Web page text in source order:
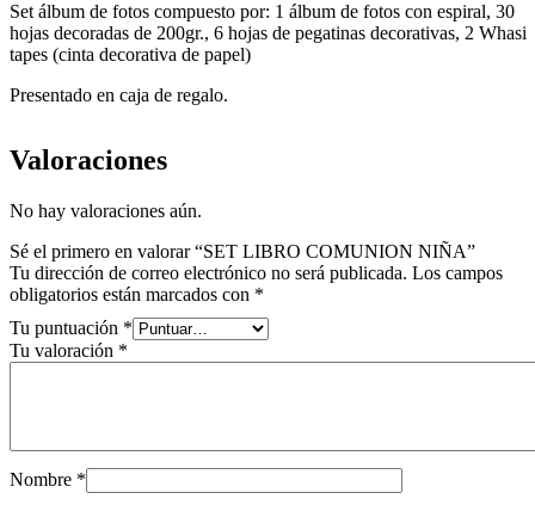
Set álbum de fotos compuesto por: 1 álbum de fotos con espiral, 30
hojas decoradas de 200gr., 6 hojas de pegatinas decorativas, 2 Whasi
tapes (cinta decorativa de papel)
Presentado en caja de regalo.
Valoraciones
No hay valoraciones aún.
Sé el primero en valorar “SET LIBRO COMUNION NIÑA”
Tu dirección de correo electrónico no será publicada. Los campos
obligatorios están marcados con *
Tu puntuación *
Tu valoración *
Nombre *